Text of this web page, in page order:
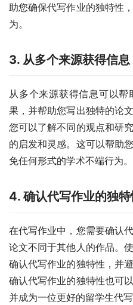
助您确保代写作业的独特性
为。
3. 从多个来源获得信息
从多个来源获得信息可以
果，并帮助您写出独特的论
您可以了解不同的观点和研
的启发和灵感。这可以帮助
免任何形式的学术不端行为。
4. 确认代写作业的独
在代写作业中，您需要确认
论文不同于其他人的作品。
确认代写作业的独特性，并
确认代写作业的独特性也可
并成为一位更好的留学生代写